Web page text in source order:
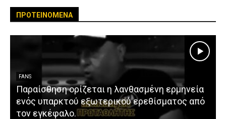
ΠΡΟΤΕΙΝΟΜΕΝΑ
FANS
Παραίσθηση ορίζεται η λανθασμένη ερμηνεία
ενός υπαρκτού εξωτερικού ερεθίσματος από
τον εγκέφαλο.